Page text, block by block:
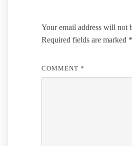
Your email address will not
Required fields are marked *
COMMENT *